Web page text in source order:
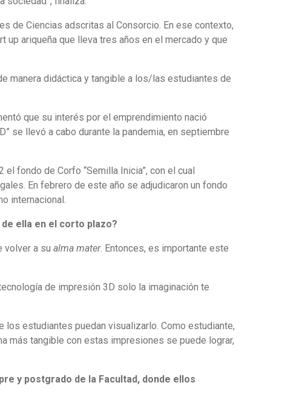
de Ciencias adscritas al Consorcio. En ese contexto,
up ariqueña que lleva tres años en el mercado y que
manera didáctica y tangible a los/las estudiantes de
que su interés por el emprendimiento nació
se llevó a cabo durante la pandemia, en septiembre
fondo de Corfo “Semilla Inicia”, con el cual
En febrero de este año se adjudicaron un fondo
internacional.
ella en el corto plazo?
volver a su alma mater. Entonces, es importante este
de impresión 3D solo la imaginación te
los estudiantes puedan visualizarlo. Como estudiante,
más tangible con estas impresiones se puede lograr,
y postgrado de la Facultad, donde ellos